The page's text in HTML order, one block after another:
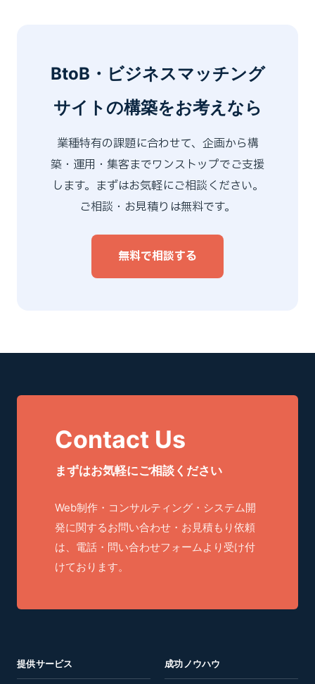
BtoB・ビジネスマッチング
サイトの構築をお考えなら
業種特有の課題に合わせて、企画から構
築・運用・集客までワンストップでご支援
します。まずはお気軽にご相談ください。
ご相談・お見積りは無料です。
無料で相談する
Contact Us
まずはお気軽にご相談ください
Web制作・コンサルティング・システム開
発に関するお問い合わせ・お見積もり依頼
は、電話・問い合わせフォームより受け付
けております。
提供サービス 成功ノウハウ